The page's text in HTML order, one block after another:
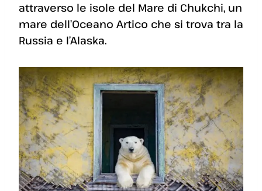
attraverso le isole del Mare di Chukchi, un
mare dell’Oceano Artico che si trova tra la
Russia e l’Alaska.